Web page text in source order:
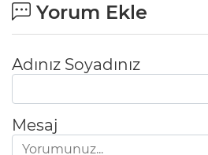
Yorum Ekle
Adınız Soyadınız
Mesaj